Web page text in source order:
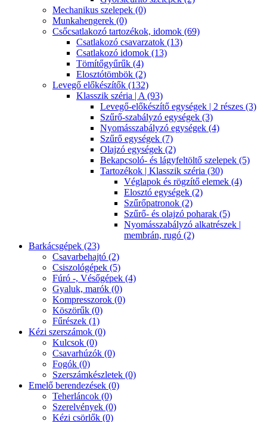
Mechanikus szelepek (0)
Munkahengerek (0)
Csőcsatlakozó tartozékok, idomok (69)
Csatlakozó csavarzatok (13)
Csatlakozó idomok (13)
Tömítőgyűrűk (4)
Elosztótömbök (2)
Levegő előkészítők (132)
Klasszik széria | A (93)
Levegő-előkészítő egységek | 2 részes (3)
Szűrő-szabályzó egységek (3)
Nyomásszabályzó egységek (4)
Szűrő egységek (7)
Olajzó egységek (2)
Bekapcsoló- és lágyfeltöltő szelepek (5)
Tartozékok | Klasszik széria (30)
Véglapok és rögzítő elemek (4)
Elosztó egységek (2)
Szűrőpatronok (2)
Szűrő- és olajzó poharak (5)
Nyomásszabályzó alkatrészek |
membrán, rugó (2)
Barkácsgépek (23)
Csavarbehajtó (2)
Csiszológépek (5)
Fúró -, Vésőgépek (4)
Gyaluk, marók (0)
Kompresszorok (0)
Köszörűk (0)
Fűrészek (1)
Kézi szerszámok (0)
Kulcsok (0)
Csavarhúzók (0)
Fogók (0)
Szerszámkészletek (0)
Emelő berendezések (0)
Teherláncok (0)
Szerelvények (0)
Kézi csörlők (0)